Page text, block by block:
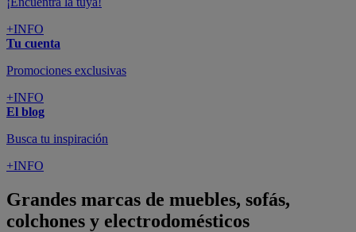
+INFO
Tu cuenta
Promociones exclusivas
+INFO
El blog
Busca tu inspiración
+INFO
Grandes marcas de muebles, sofás,
colchones y electrodomésticos